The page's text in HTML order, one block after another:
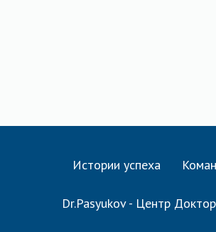
Истории успеха
Dr.Pasyukov - Центр